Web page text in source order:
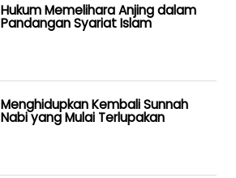
Hukum Memelihara Anjing dalam
Pandangan Syariat Islam
Menghidupkan Kembali Sunnah
Nabi yang Mulai Terlupakan